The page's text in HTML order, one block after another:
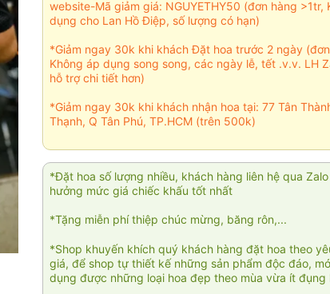
website-Mã giảm giá: NGUYETHY50 (đơn hàng >1tr,
dụng cho Lan Hồ Điệp, số lượng có hạn)
*Giảm ngay 30k khi khách Đặt hoa trước 2 ngày
Không áp dụng song song, các ngày lễ, tết .v.v. LH
hỗ trợ chi tiết hơn)
*Giảm ngay 30k khi khách nhận hoa tại: 77 Tân
Thạnh, Q Tân Phú, TP.HCM (trên 500k)
*Đặt hoa số lượng nhiều, khách hàng liên hệ qua
hưởng mức giá chiếc khấu tốt nhất
*Tặng miễn phí thiệp chúc mừng, băng rôn,...
*Shop khuyến khích quý khách hàng đặt hoa theo
giá, để shop tự thiết kế những sản phẩm độc đáo,
dụng được những loại hoa đẹp theo mùa vừa ít đụng